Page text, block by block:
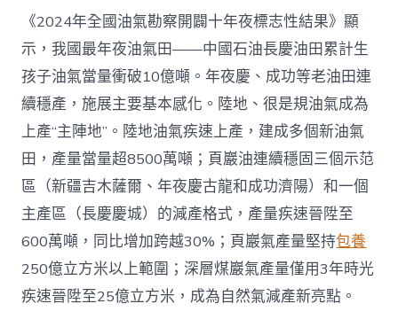
首
超
4
億
噸
_
中
國
網〉
中
《2024年全國油氣勘察開闢十年夜標志性結果》顯
示，我國最年夜油氣田——中國石油長慶油田累計生
孩子油氣當量衝破10億噸。年夜慶、成功等老油田連
續穩產，施展主要基本感化。陸地、很是規油氣成為
上產“主陣地”。陸地油氣疾速上產，建成多個新油氣
田，產量當量超8500萬噸；頁巖油連續穩固三個示范
區（新疆吉木薩爾、年夜慶古龍和成功濟陽）和一個
主產區（長慶慶城）的減產格式，產量疾速晉陞至
600萬噸，同比增加跨越30%；頁巖氣產量堅持包養
250億立方米以上範圍；深層煤巖氣產量僅用3年時光
疾速晉陞至25億立方米，成為自然氣減產新亮點。